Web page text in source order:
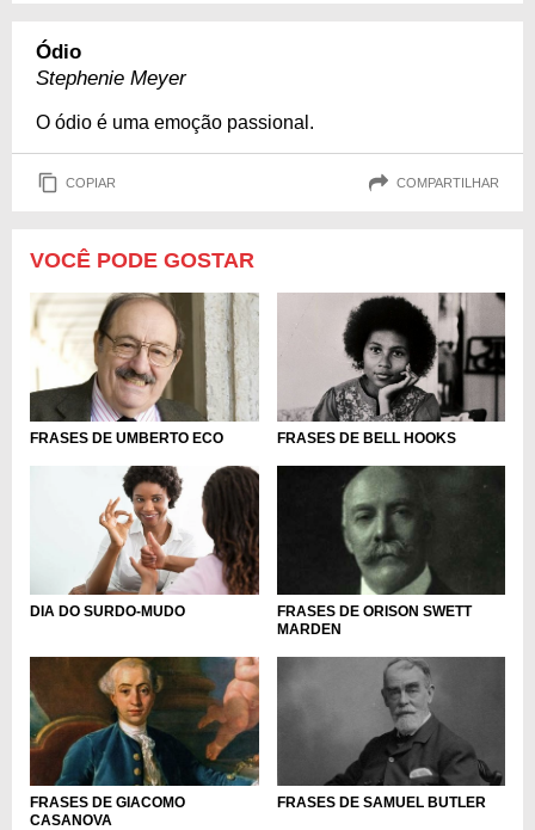
Ódio
Stephenie Meyer
O ódio é uma emoção passional.
COPIAR COMPARTILHAR
VOCÊ PODE GOSTAR
FRASES DE UMBERTO ECO FRASES DE BELL HOOKS
DIA DO SURDO-MUDO
FRASES DE ORISON SWETT
MARDEN
FRASES DE GIACOMO
CASANOVA
FRASES DE SAMUEL BUTLER